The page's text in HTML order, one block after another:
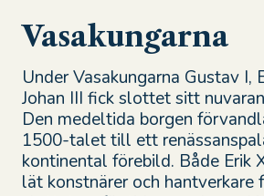
Vasakungarna
Under Vasakungarna Gustav I,
Johan III fick slottet sitt
Den medeltida borgen
1500-talet till ett
kontinental förebild. Både Erik
lät konstnärer och hantverkare